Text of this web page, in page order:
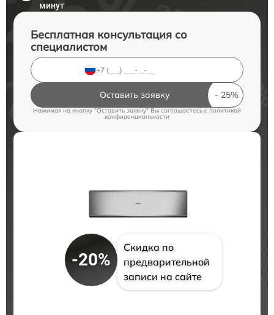
минут
Бесплатная консультация со
специалистом
Оставить заявку
Нажимая на кнопку "Оставить заявку" Вы соглашаетесь cполитикой
конфиденциальности
-20%
Скидка по
предварительной
записи на сайте